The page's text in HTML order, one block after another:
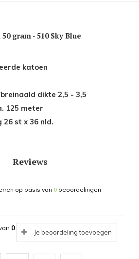
gram - 510 Sky Blue
katoen
dikte 2,5 - 3,5
125 meter
26 st x 36 nld.
Reviews
op basis van 0 beoordelingen
0
Je beoordeling toevoegen